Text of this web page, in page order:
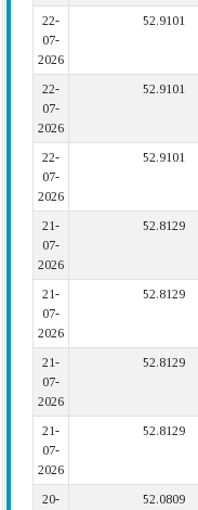
22-
07-
2026
52.9101
22-
07-
2026
52.9101
22-
07-
2026
52.9101
21-
07-
2026
52.8129
21-
07-
2026
52.8129
21-
07-
2026
52.8129
21-
07-
2026
52.8129
20-
52.0809